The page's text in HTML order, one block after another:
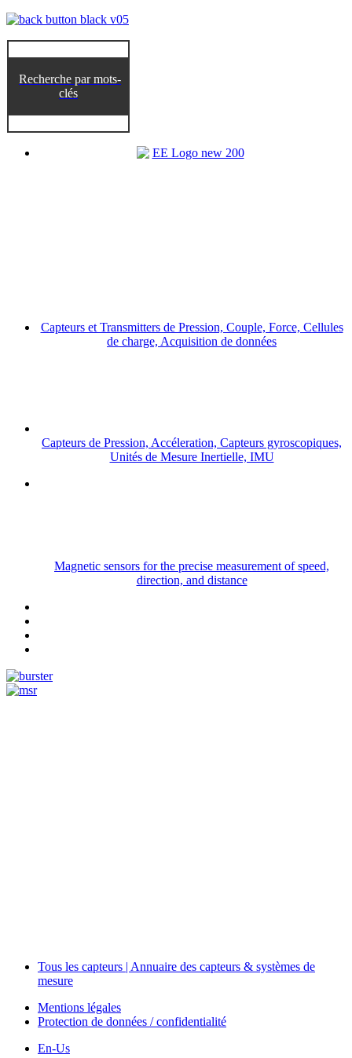
Recherche par mots-
clés
Capteurs et Transmitters de Pression, Couple, Force, Cellules
de charge, Acquisition de données
Capteurs de Pression, Accéleration, Capteurs gyroscopiques,
Unités de Mesure Inertielle, IMU
Magnetic sensors for the precise measurement of speed,
direction, and distance
Tous les capteurs | Annuaire des capteurs & systèmes de
mesure
Mentions légales
Protection de données / confidentialité
En-Us